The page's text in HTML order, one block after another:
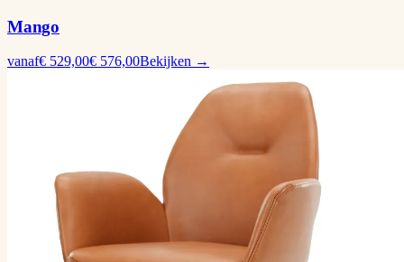
Mango
vanaf€ 529,00€ 576,00Bekijken →